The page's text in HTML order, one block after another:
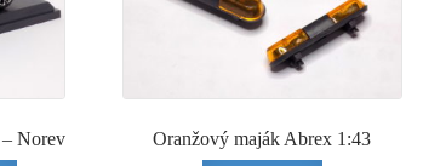
– Norev Oranžový maják Abrex 1:43